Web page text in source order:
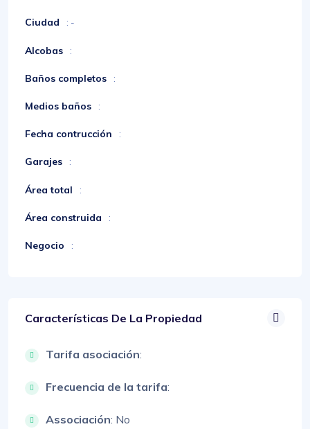
Ciudad : -
Alcobas :
Baños completos :
Medios baños :
Fecha contrucción :
Garajes :
Área total :
Área construida :
Negocio :
Características De La Propiedad
Tarifa asociación:
Frecuencia de la tarifa:
Associación: No